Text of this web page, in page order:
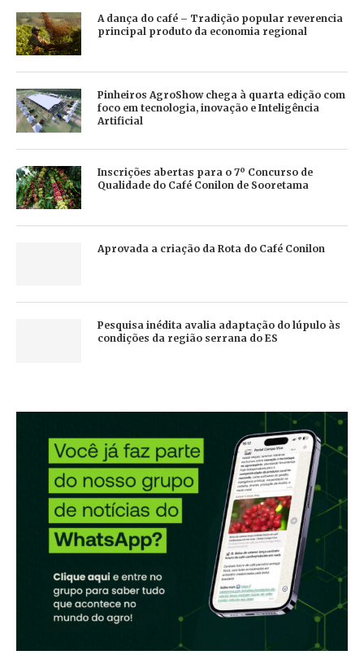
A dança do café – Tradição popular reverencia
principal produto da economia regional
Pinheiros AgroShow chega à quarta edição com
foco em tecnologia, inovação e Inteligência
Artificial
Inscrições abertas para o 7º Concurso de
Qualidade do Café Conilon de Sooretama
Aprovada a criação da Rota do Café Conilon
Pesquisa inédita avalia adaptação do lúpulo às
condições da região serrana do ES